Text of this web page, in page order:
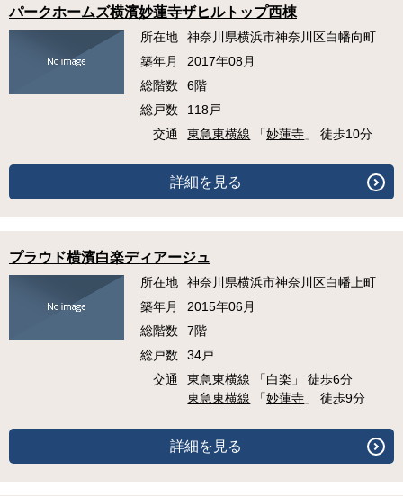
パークホームズ横濱妙蓮寺ザヒルトップ西棟
所在地
神奈川県横浜市神奈川区白幡向町
築年月
2017年08月
総階数
6階
総戸数
118戸
交通
東急東横線 「妙蓮寺 」 徒歩10分
詳細を見る
プラウド横濱白楽ディアージュ
所在地
神奈川県横浜市神奈川区白幡上町
築年月
2015年06月
総階数
7階
総戸数
34戸
交通
東急東横線 「白楽 」 徒歩6分
東急東横線 「妙蓮寺 」 徒歩9分
詳細を見る